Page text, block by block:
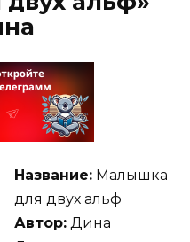
Название: Малышка
для двух альф
Автор: Дина